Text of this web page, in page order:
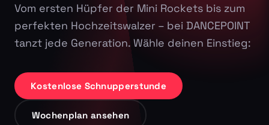
Vom ersten Hüpfer der Mini Rockets bis zum
perfekten Hochzeitswalzer – bei DANCEPOINT
tanzt jede Generation. Wähle deinen Einstieg:
Kostenlose Schnupperstunde
Wochenplan ansehen